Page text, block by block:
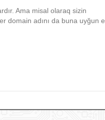
Ama misal olaraq sizin
domain adını da buna uyğun